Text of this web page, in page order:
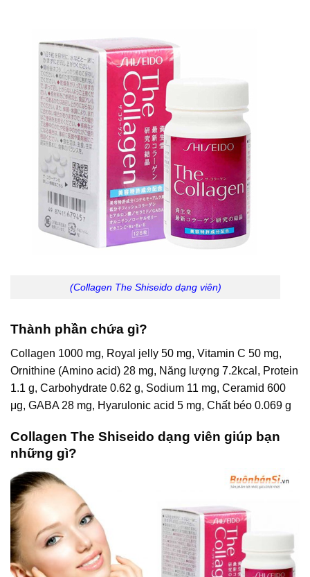
(Collagen The Shiseido dạng viên)
Thành phần chứa gì?
Collagen 1000 mg, Royal jelly 50 mg, Vitamin C 50 mg,
Ornithine (Amino acid) 28 mg, Năng lượng 7.2kcal, Protein
1.1 g, Carbohydrate 0.62 g, Sodium 11 mg, Ceramid 600
μg, GABA 28 mg, Hyarulonic acid 5 mg, Chất béo 0.069 g
Collagen The Shiseido dạng viên giúp bạn
những gì?